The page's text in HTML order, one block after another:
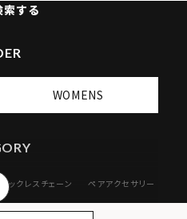
索する
WOMENS
ネックレスチェーン ペアアクセサリー